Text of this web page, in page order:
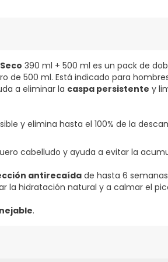
390 ml + 500 ml es un pack de
de 500 ml. Está indicado para
a eliminar la caspa persistente y
y elimina hasta el 100% de la
cabelludo y ayuda a evitar la
antirecaída de hasta 6
la hidratación natural y a calmar el
.